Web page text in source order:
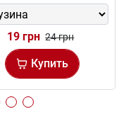
19 грн 24 грн
Купить